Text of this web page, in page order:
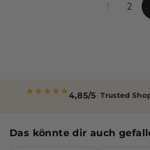
1 2
4,85/5 Trusted
Das könnte dir auch
Halal Halal